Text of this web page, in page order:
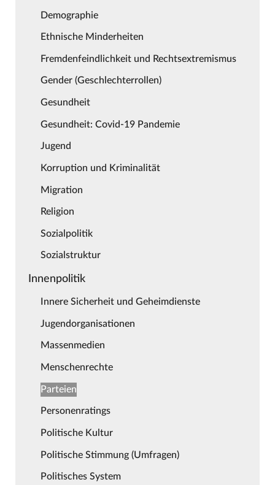
Demographie
Ethnische Minderheiten
Fremdenfeindlichkeit und Rechtsextremismus
Gender (Geschlechterrollen)
Gesundheit
Gesundheit: Covid-19 Pandemie
Jugend
Korruption und Kriminalität
Migration
Religion
Sozialpolitik
Sozialstruktur
Innenpolitik
Innere Sicherheit und Geheimdienste
Jugendorganisationen
Massenmedien
Menschenrechte
Parteien
Personenratings
Politische Kultur
Politische Stimmung (Umfragen)
Politisches System